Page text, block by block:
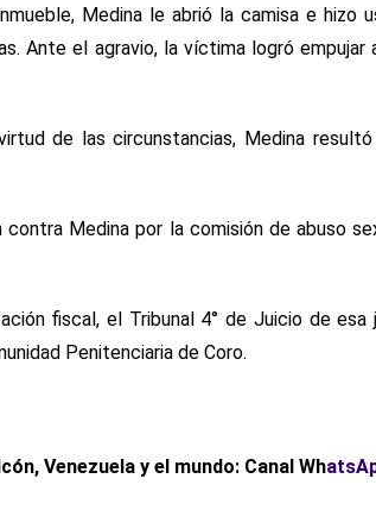
Medina le abrió la camisa e hizo
Ante el agravio, la víctima logró empujar
de las circunstancias, Medina
Medina por la comisión de abuso
fiscal, el Tribunal 4° de Juicio de esa
Penitenciaria de Coro.
Venezuela y el mundo: Canal Wh